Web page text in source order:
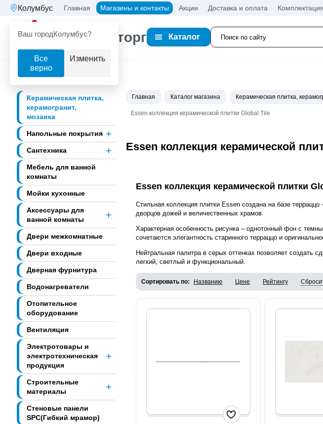
Колумбус
Ваш городКолумбус?
Все
верно
Изменить
Главная Магазины и контакты Акции Доставка и оплата
Партнерторг Каталог
Керамическая плитка,
керамогранит,
мозаика
Напольные покрытия
Сантехника
Мебель для ванной
комнаты
Мойки кухонные
Аксессуары для
ванной комнаты
Двери межкомнатные
Двери входные
Дверная фурнитура
Водонагреватели
Отопительное
оборудование
Вентиляция
Электротовары и
электротехническая
продукция
Строительные
материалы
Стеновые панели
SPC(Гибкий мрамор)
Главная Каталог магазина Керамическая плитка,
Essen коллекция керамической плитки Global Tile
Essen коллекция керамической
Essen коллекция керамической плитки
Стильная коллекция плитки Essen создана на базе
дворцов дожей и величественных храмов.
Характерная особенность рисунка – однотонный фон с
сочетаются элегантность старинного терраццо и
Нейтральная палитра в серых оттенках позволяет создать
легкий, светлый и функциональный.
Сортировать по: Названию Цене Рейтингу